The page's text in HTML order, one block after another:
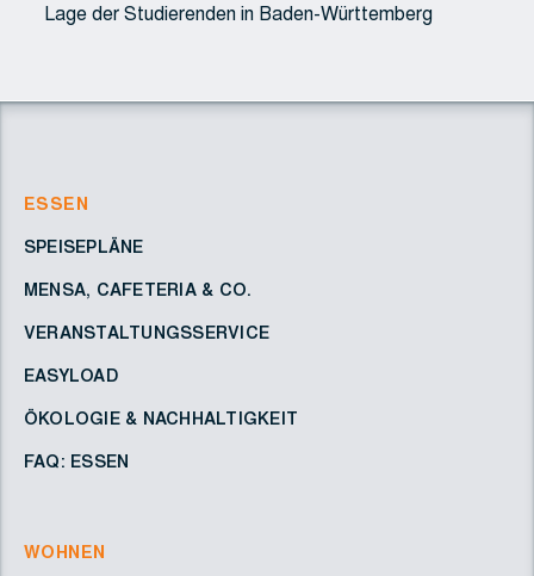
Lage der Studierenden in Baden-Württemberg
ESSEN
SPEISEPLÄNE
MENSA, CAFETERIA & CO.
VERANSTALTUNGSSERVICE
EASYLOAD
ÖKOLOGIE & NACHHALTIGKEIT
FAQ: ESSEN
WOHNEN